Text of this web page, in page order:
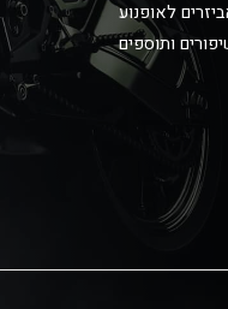
לאופנוע
ותוספים